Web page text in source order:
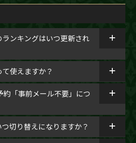
ンキングはいつ更新され
使えますか？
約「事前メール不要」につ
切り替えになりますか？